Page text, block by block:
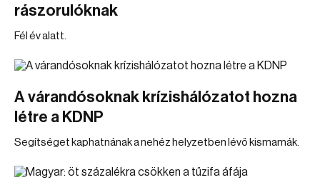
rászorulóknak
Fél év alatt.
A várandósoknak krízishálózatot hozna
létre a KDNP
Segítséget kaphatnának a nehéz helyzetben lévő kismamák.